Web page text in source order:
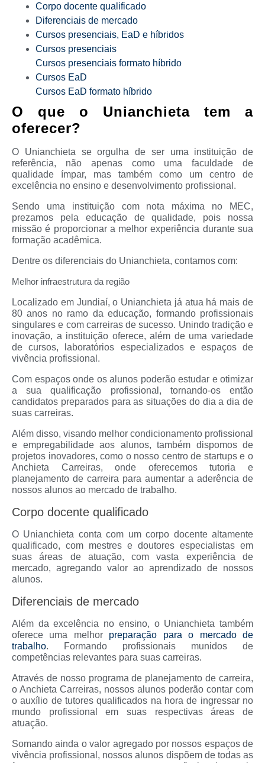
Corpo docente qualificado
Diferenciais de mercado
Cursos presenciais, EaD e híbridos
Cursos presenciais
Cursos presenciais formato híbrido
Cursos EaD
Cursos EaD formato híbrido
O que o Unianchieta tem a
oferecer?
O Unianchieta se orgulha de ser uma instituição de
referência, não apenas como uma faculdade de
qualidade ímpar, mas também como um centro de
excelência no ensino e desenvolvimento profissional.
Sendo uma instituição com nota máxima no MEC,
prezamos pela educação de qualidade, pois nossa
missão é proporcionar a melhor experiência durante sua
formação acadêmica.
Dentre os diferenciais do Unianchieta, contamos com:
Melhor infraestrutura da região
Localizado em Jundiaí, o Unianchieta já atua há mais de
80 anos no ramo da educação, formando profissionais
singulares e com carreiras de sucesso. Unindo tradição e
inovação, a instituição oferece, além de uma variedade
de cursos, laboratórios especializados e espaços de
vivência profissional.
Com espaços onde os alunos poderão estudar e otimizar
a sua qualificação profissional, tornando-os então
candidatos preparados para as situações do dia a dia de
suas carreiras.
Além disso, visando melhor condicionamento profissional
e empregabilidade aos alunos, também dispomos de
projetos inovadores, como o nosso centro de startups e o
Anchieta Carreiras, onde oferecemos tutoria e
planejamento de carreira para aumentar a aderência de
nossos alunos ao mercado de trabalho.
Corpo docente qualificado
O Unianchieta conta com um corpo docente altamente
qualificado, com mestres e doutores especialistas em
suas áreas de atuação, com vasta experiência de
mercado, agregando valor ao aprendizado de nossos
alunos.
Diferenciais de mercado
Além da excelência no ensino, o Unianchieta também
oferece uma melhor preparação para o mercado de
trabalho. Formando profissionais munidos de
competências relevantes para suas carreiras.
Através de nosso programa de planejamento de carreira,
o Anchieta Carreiras, nossos alunos poderão contar com
o auxílio de tutores qualificados na hora de ingressar no
mundo profissional em suas respectivas áreas de
atuação.
Somando ainda o valor agregado por nossos espaços de
vivência profissional, nossos alunos dispõem de todas as